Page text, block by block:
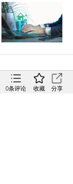
0条评论 收藏 分享